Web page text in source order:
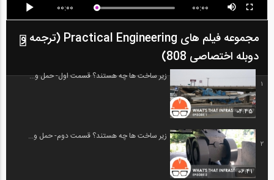
00:00 00:00
مجموعه فیلم های Practical Engineering (ترجمه و
دوبله اختصاصی 808)
1
04:45
زیر ساخت ها چه هستند؟ قسمت اول- حمل و...
2
06:41
زیر ساخت ها چه هستند؟ قسمت دوم- حمل و...